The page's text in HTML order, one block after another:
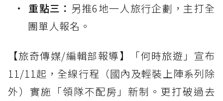
重點三： 另推6地一人旅行企劃，主打全
團單人報名。
【旅奇傳媒/編輯部報導】「何時旅遊」宣布
11/11起，全線行程（國內及輕裝上陣系列除
外）實施「領隊不配房」新制。更打破過去